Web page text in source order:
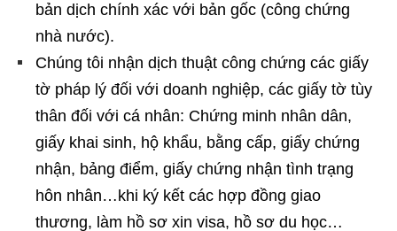
bản dịch chính xác với bản gốc (công chứng
nhà nước).
Chúng tôi nhận dịch thuật công chứng các giấy
tờ pháp lý đối với doanh nghiệp, các giấy tờ tùy
thân đối với cá nhân: Chứng minh nhân dân,
giấy khai sinh, hộ khẩu, bằng cấp, giấy chứng
nhận, bảng điểm, giấy chứng nhận tình trạng
hôn nhân…khi ký kết các hợp đồng giao
thương, làm hồ sơ xin visa, hồ sơ du học…